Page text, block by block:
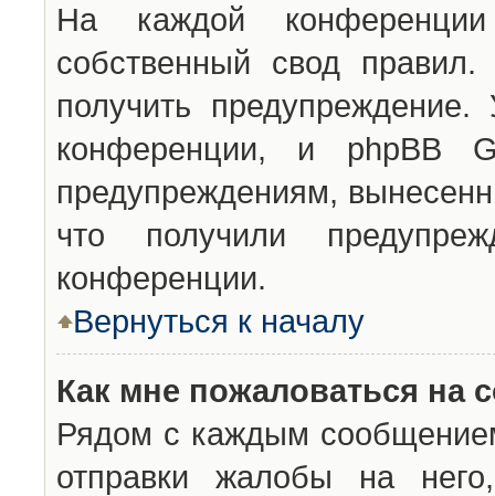
На каждой конференции
собственный свод
получить
конференции, и phpBB
предупреждениям,
что получили
конференции.
Вернуться к началу
Как мне пожаловаться на
Рядом с каждым
отправки жалобы на